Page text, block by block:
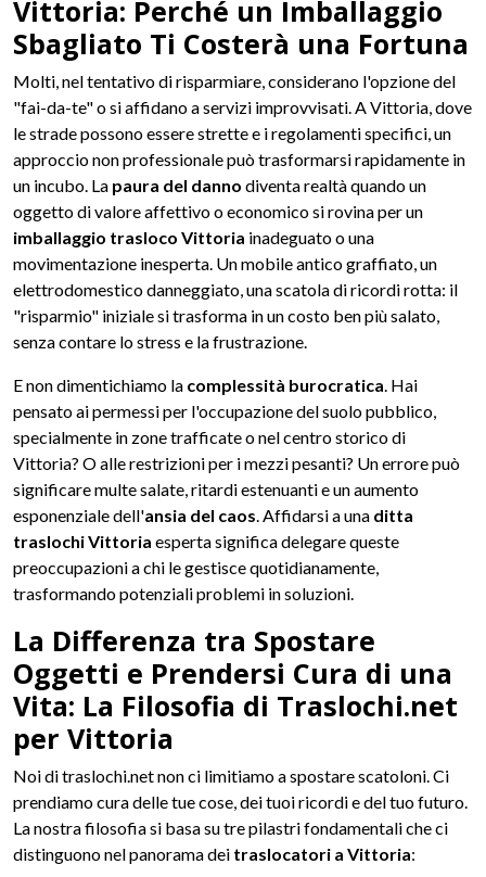
Vittoria: Perché un Imballaggio
Sbagliato Ti Costerà una Fortuna
Molti, nel tentativo di risparmiare, considerano l'opzione del
"fai-da-te" o si affidano a servizi improvvisati. A Vittoria, dove
le strade possono essere strette e i regolamenti specifici, un
approccio non professionale può trasformarsi rapidamente in
un incubo. La paura del danno diventa realtà quando un
oggetto di valore affettivo o economico si rovina per un
imballaggio trasloco Vittoria inadeguato o una
movimentazione inesperta. Un mobile antico graffiato, un
elettrodomestico danneggiato, una scatola di ricordi rotta: il
"risparmio" iniziale si trasforma in un costo ben più salato,
senza contare lo stress e la frustrazione.
E non dimentichiamo la complessità burocratica. Hai
pensato ai permessi per l'occupazione del suolo pubblico,
specialmente in zone trafficate o nel centro storico di
Vittoria? O alle restrizioni per i mezzi pesanti? Un errore può
significare multe salate, ritardi estenuanti e un aumento
esponenziale dell'ansia del caos. Affidarsi a una ditta
traslochi Vittoria esperta significa delegare queste
preoccupazioni a chi le gestisce quotidianamente,
trasformando potenziali problemi in soluzioni.
La Differenza tra Spostare
Oggetti e Prendersi Cura di una
Vita: La Filosofia di Traslochi.net
per Vittoria
Noi di traslochi.net non ci limitiamo a spostare scatoloni. Ci
prendiamo cura delle tue cose, dei tuoi ricordi e del tuo futuro.
La nostra filosofia si basa su tre pilastri fondamentali che ci
distinguono nel panorama dei traslocatori a Vittoria: